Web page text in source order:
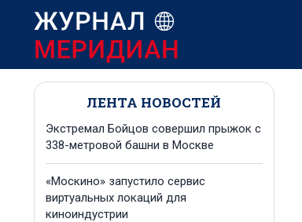
ЛЕНТА НОВОСТЕЙ
Экстремал Бойцов совершил прыжок с
338-метровой башни в Москве
«Москино» запустило сервис
виртуальных локаций для
киноиндустрии